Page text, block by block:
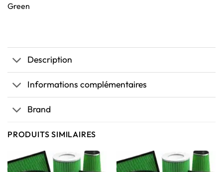
Green
Description
Informations complémentaires
Brand
PRODUITS SIMILAIRES